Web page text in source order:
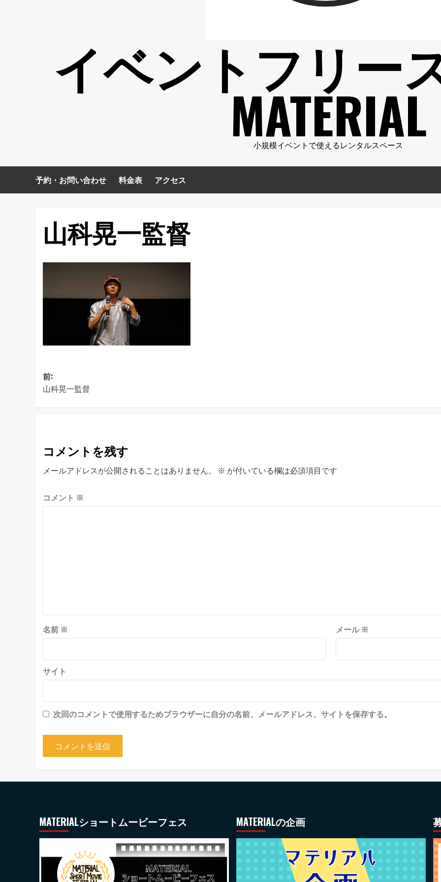
イベントフリー
MATERIAL
小規模イベントで使えるレンタルスペース
予約・お問い合わせ 料金表 アクセス
山科晃一監督
投
稿
ゲ
ー
シ
ョ
ン
前:
山科晃一監督
コメントを残す
メールアドレスが公開されることはありません。 ※ が付いている欄は必須項目です
コメント ※
名前 ※ メール ※
サイト
次回のコメントで使用するためブラウザーに自分の名前、メールアドレス、サイトを保存する。
MATERIALショートムービーフェス MATERIALの企画